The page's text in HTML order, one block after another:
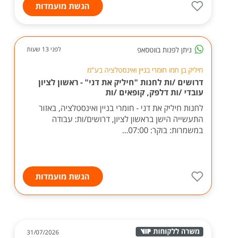
הגשת מועמדות
ניתן לפנות בווטסאפ לפני 13 שעות
חיליק בן חמו חומרי בניין ואינסטלציה בע"מ
דרושים /ות לחנות "חיליק את דני" - ראשון לציון
עובדי /ות דלפק, קופאים /ות
לחנות חיליק את דני - חומרי בניין ואינסטלציה, באזור
התעשייה הישן בראשון לציון, דרושים/ות: עבודה
במשמרות: בוקר: 07:00...
הגשת מועמדות
31/07/2026